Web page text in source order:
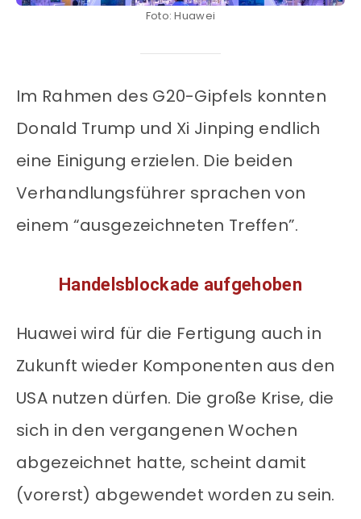
Foto: Huawei
Im Rahmen des G20-Gipfels konnten
Donald Trump und Xi Jinping endlich
eine Einigung erzielen. Die beiden
Verhandlungsführer sprachen von
einem “ausgezeichneten Treffen”.
Handelsblockade aufgehoben
Huawei wird für die Fertigung auch in
Zukunft wieder Komponenten aus den
USA nutzen dürfen. Die große Krise, die
sich in den vergangenen Wochen
abgezeichnet hatte, scheint damit
(vorerst) abgewendet worden zu sein.